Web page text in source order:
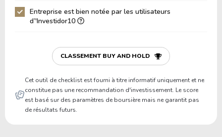
Ratio de Liquidité
P/Actif Circulant Net
Entreprise est bien notée par les utilisateurs
d’'Investidor10
CLASSEMENT BUY AND HOLD
Cet outil de checklist est fourni à titre informatif uniquement et ne
constitue pas une recommandation d'investissement. Le score
est basé sur des paramètres de boursière mais ne garantit pas
de résultats futurs.